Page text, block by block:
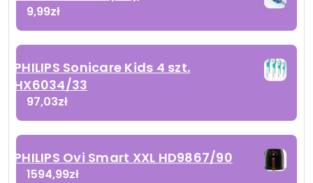
9,99zł
PHILIPS Sonicare Kids 4 szt.
HX6034/33
97,03zł
PHILIPS Ovi Smart XXL HD9867/90
1594,99zł